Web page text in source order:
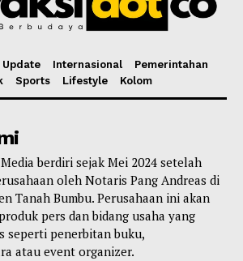
Update Internasional
Pemerintahan
Sports Lifestyle Kolom
berdiri sejak Mei 2024 setelah
oleh Notaris Pang Andreas di
Tanah Bumbu. Perusahaan ini akan
pers dan bidang usaha yang
seperti penerbitan buku,
atau event organizer.